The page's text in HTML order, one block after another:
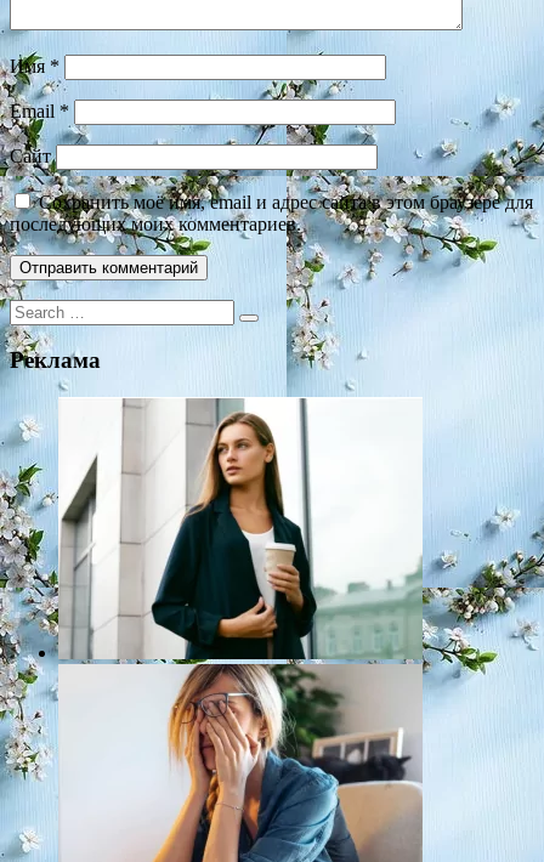
Имя*
Email *
Сайт
Сохранить моё имя, email и адрес сайта в этом браузере для
последующих моих комментариев.
Search
for:
Реклама